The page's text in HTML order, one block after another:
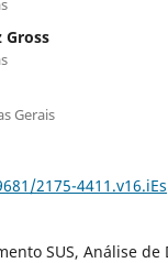
Gross
Gerais
2175-
SUS, Análise